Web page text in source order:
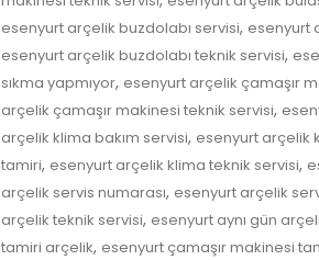
esenyurt arçelik buzdolabı servisi, esenyurt
esenyurt arçelik buzdolabı teknik servisi,
sıkma yapmıyor, esenyurt arçelik çamaşır
arçelik çamaşır makinesi teknik servisi,
arçelik klima bakım servisi, esenyurt arçelik
tamiri, esenyurt arçelik klima teknik servisi,
arçelik servis numarası, esenyurt arçelik
arçelik teknik servisi, esenyurt aynı gün
tamiri arçelik, esenyurt çamaşır makinesi